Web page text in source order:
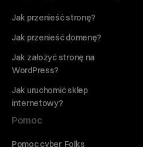
Jak przenieść stronę?
Jak przenieść domenę?
Jak założyć stronę na
WordPress?
Jak uruchomić sklep
internetowy?
Pomoc
Pomoc cyber_Folks